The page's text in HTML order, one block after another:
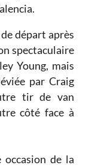
départ après
spectaculaire
Young, mais
par Craig
tir de van
côté face à
de la